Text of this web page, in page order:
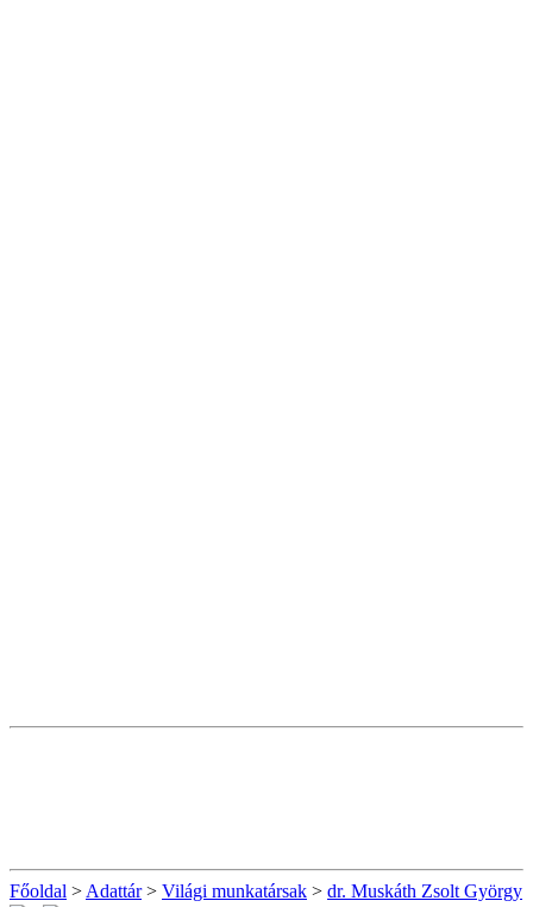
Főoldal > Adattár> Világi munkatársak > dr. Muskáth Zsolt György